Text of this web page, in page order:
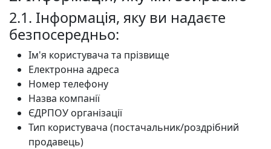
2.1. Інформація, яку ви надаєте
безпосередньо:
Ім'я користувача та прізвище
Електронна адреса
Номер телефону
Назва компанії
ЄДРПОУ організації
Тип користувача (постачальник/роздрібний
продавець)